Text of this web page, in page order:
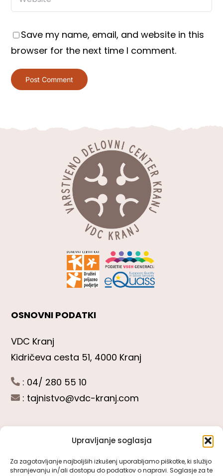
Upravljanje soglasja
Za zagotavljanje najboljših izkušenj uporabljamo piškotke, ki služijo
shranjevanju in/ali dostopu do podatkov o napravi. Soglasje za te
Save my name, email, and website in this
browser for the next time I comment.
OSNOVNI PODATKI
VDC Kranj
Kidričeva cesta 51, 4000 Kranj
: 04/ 280 55 10
: tajnistvo@vdc-kranj.com